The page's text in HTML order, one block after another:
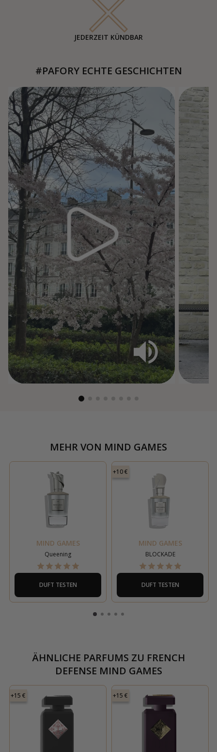
JEDERZEIT KÜNDBAR
#PAFORY ECHTE GESCHICHTEN
MEHR VON MIND GAMES
MIND GAMES
Queening
DUFT TESTEN
+10 €
MIND GAMES
BLOCKADE
DUFT TESTEN
ÄHNLICHE PARFUMS ZU FRENCH
DEFENSE MIND GAMES
+15 € +15 €